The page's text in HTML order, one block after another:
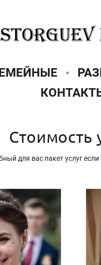
Стоимость
для вас пакет услуг